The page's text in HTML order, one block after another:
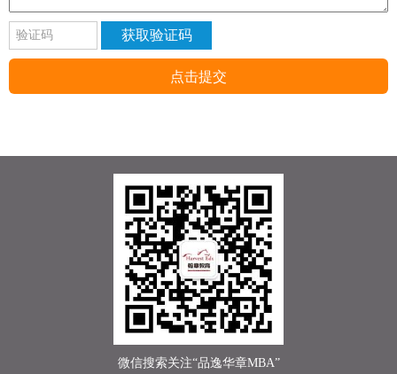
获取验证码
点击提交
微信搜索关注“品逸华章MBA”